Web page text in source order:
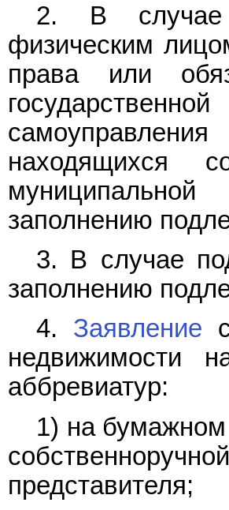
2. В
физическим
права или
находящихся
заполнению
3. В случае
заполнению
4. Заявление
недвижимости
аббревиатур:
1) на бумажном
представителя;